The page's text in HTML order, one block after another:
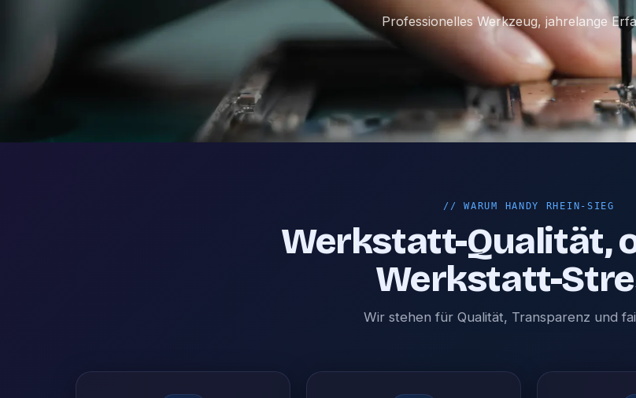
Professionelles Werkzeug, jahrelange
//WARUM HANDY RHEIN-SIEG
Werkstatt-Qualität,
Werkstatt-
Wir stehen für Qualität, Transparenz und